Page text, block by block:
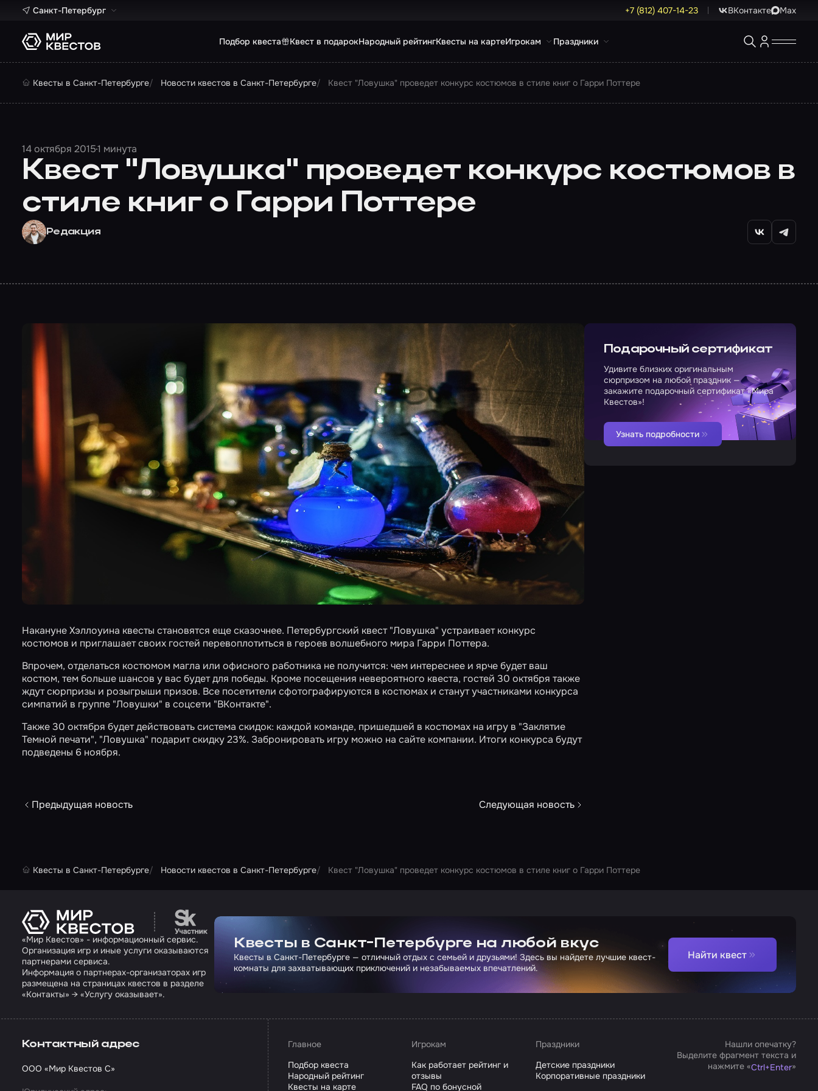
Санкт-Петербург +7 (812) 407-14-23 ВКонтакте Max
Подбор квеста Квест в подарокНародный рейтингКвесты на картеИгрокам Праздники
Квесты в Санкт-Петербурге Новости квестов в Санкт-Петербурге Квест "Ловушка" проведет конкурс костюмов в стиле книг о Гарри Поттере
14 октября 20151 минута
Квест "Ловушка" проведет конкурс костюмов в
стиле книг о Гарри Поттере
Редакция
Накануне Хэллоуина квесты становятся еще сказочнее. Петербургский квест "Ловушка" устраивает конкурс
костюмов и приглашает своих гостей перевоплотиться в героев волшебного мира Гарри Поттера.
Впрочем, отделаться костюмом магла или офисного работника не получится: чем интереснее и ярче будет ваш
костюм, тем больше шансов у вас будет для победы. Кроме посещения невероятного квеста, гостей 30 октября также
ждут сюрпризы и розыгрыши призов. Все посетители сфотографируются в костюмах и станут участниками конкурса
симпатий в группе "Ловушки" в соцсети "ВКонтакте".
Также 30 октября будет действовать система скидок: каждой команде, пришедшей в костюмах на игру в "Заклятие
Темной печати", "Ловушка" подарит скидку 23%. Забронировать игру можно на сайте компании. Итоги конкурса будут
подведены 6 ноября.
Предыдущая новость Следующая новость
Подарочный сертификат
Удивите близких оригинальным
сюрпризом на любой праздник —
закажите подарочный сертификат «Мира
Квестов»!
Узнать подробности
Квесты в Санкт-Петербурге Новости квестов в Санкт-Петербурге Квест "Ловушка" проведет конкурс костюмов в стиле книг о Гарри Поттере
Перейти на сайт партнера Сколково
«Мир Квестов» - информационный сервис.
Организация игр и иные услуги оказываются
партнерами сервиса.
Информация о партнерах-организаторах игр
размещена на страницах квестов в разделе
«Контакты» → «Услугу оказывает».
Квесты в Санкт-Петербурге на любой вкус
Квесты в Санкт-Петербурге — отличный отдых с семьей и друзьями! Здесь вы найдете лучшие квест-
комнаты для захватывающих приключений и незабываемых впечатлений.
Найти квест
Контактный адрес
ООО «Мир Квестов С»
Главное
Подбор квеста
Народный рейтинг
Квесты на карте
Игрокам
Как работает рейтинг и
отзывы
FAQ по бонусной
Праздники
Детские праздники
Корпоративные праздники
Нашли опечатку?
Выделите фрагмент текста и
нажмите «Ctrl+Enter»